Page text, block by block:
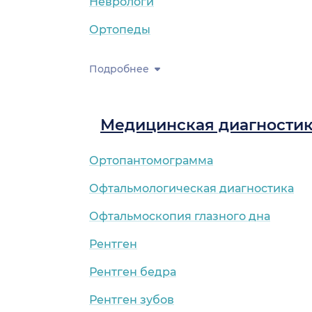
Ортопеды
Подробнее
Медицинская
Ортопантомограмма
Офтальмологическая диагностика
Офтальмоскопия глазного дна
Рентген
Рентген бедра
Рентген зубов